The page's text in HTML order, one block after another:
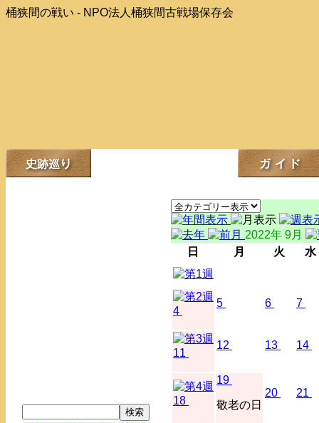
桶狭間の戦い - NPO法人桶狭間古戦場保存会
2022年 9月
日
月 火 水
4
5 6 7
11
12 13 14
18
19
敬老の日
20 21